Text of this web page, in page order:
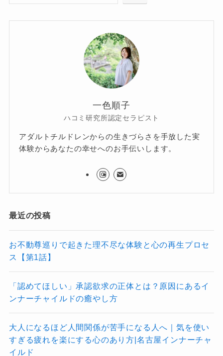
一色順子
ハコミ研究所認定セラピスト
アダルトチルドレンからの生きづらさを手放した実
体験からあなたの幸せへのお手伝いします。
最近の投稿
お不動尊巡りで起きた理不尽な体験と心の再生プロセ
ス【第1話】
「認めてほしい」承認欲求の正体とは？原因にあるイ
ンナーチャイルドの癒やし方
大人になるほど人間関係が苦手になる人へ｜気を使い
すぎる疲れを楽にする心のあり方|名古屋インナーチャ
イルド